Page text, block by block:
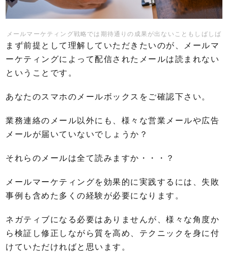
メールマーケティング戦略では期待通りの成果が出ないこともしばしば
まず前提として理解していただきたいのが、メールマ
ーケティングによって配信されたメールは読まれない
ということです。
あなたのスマホのメールボックスをご確認下さい。
業務連絡のメール以外にも、様々な営業メールや広告
メールが届いていないでしょうか？
それらのメールは全て読みますか・・・？
メールマーケティングを効果的に実践するには、失敗
事例も含めた多くの経験が必要になります。
ネガティブになる必要はありませんが、様々な角度か
ら検証し修正しながら質を高め、テクニックを身に付
けていただければと思います。